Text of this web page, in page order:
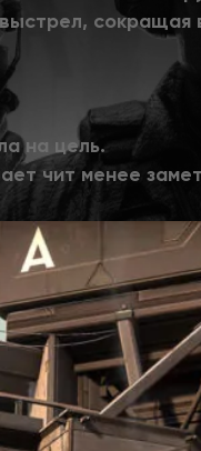
сокращая
на цель.
чит менее